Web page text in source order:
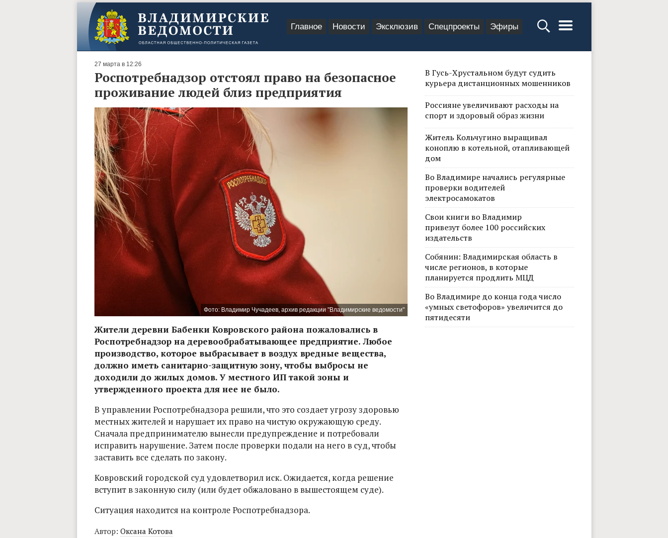
Главное Новости Эксклюзив Спецпроекты Эфиры
27 марта в 12:26
Роспотребнадзор отстоял право на безопасное
проживание людей близ предприятия
Фото: Владимир Чучадеев, архив редакции "Владимирские ведомости"
Жители деревни Бабенки Ковровского района пожаловались в
Роспотребнадзор на деревообрабатывающее предприятие. Любое
производство, которое выбрасывает в воздух вредные вещества,
должно иметь санитарно-защитную зону, чтобы выбросы не
доходили до жилых домов. У местного ИП такой зоны и
утвержденного проекта для нее не было.
В управлении Роспотребнадзора решили, что это создает угрозу здоровью
местных жителей и нарушает их право на чистую окружающую среду.
Сначала предпринимателю вынесли предупреждение и потребовали
исправить нарушение. Затем после проверки подали на него в суд, чтобы
заставить все сделать по закону.
Ковровский городской суд удовлетворил иск. Ожидается, когда решение
вступит в законную силу (или будет обжаловано в вышестоящем суде).
Ситуация находится на контроле Роспотребнадзора.
Автор: Оксана Котова
В Гусь-Хрустальном будут судить
курьера дистанционных мошенников
Россияне увеличивают расходы на
спорт и здоровый образ жизни
Житель Кольчугино выращивал
коноплю в котельной, отапливающей
дом
Во Владимире начались регулярные
проверки водителей
электросамокатов
Свои книги во Владимир
привезут более 100 российских
издательств
Собянин: Владимирская область в
числе регионов, в которые
планируется продлить МЦД
Во Владимире до конца года число
«умных светофоров» увеличится до
пятидесяти